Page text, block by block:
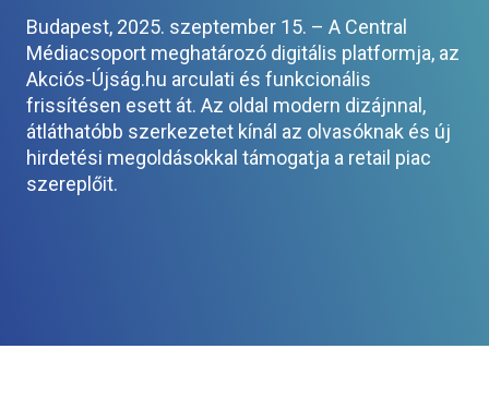
Budapest, 2025. szeptember 15. – A Central
Médiacsoport meghatározó digitális platformja, az
Akciós-Újság.hu arculati és funkcionális
frissítésen esett át. Az oldal modern dizájnnal,
átláthatóbb szerkezetet kínál az olvasóknak és új
hirdetési megoldásokkal támogatja a retail piac
szereplőit.